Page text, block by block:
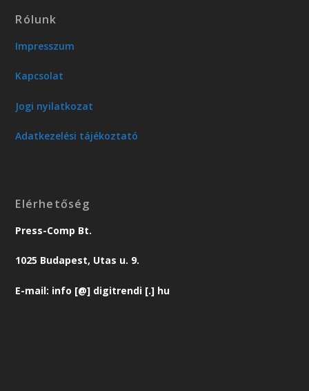
Rólunk
Impresszum
Kapcsolat
Jogi nyilatkozat
Adatkezelési tájékoztató
Elérhetőség
Press-Comp Bt.
1025 Budapest, Utas u. 9.
E-mail: info [@] digitrendi [.] hu